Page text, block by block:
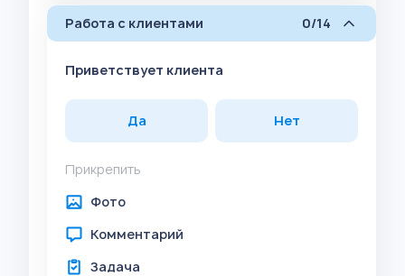
Работа с клиентами 0/14
Приветствует клиента
Да Нет
Прикрепить
Фото
Комментарий
Задача